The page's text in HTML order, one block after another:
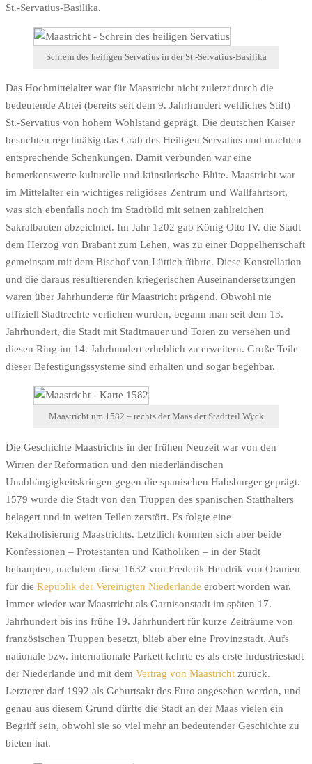
St.-Servatius-Basilika.
Schrein des heiligen Servatius in der St.-Servatius-Basilika
Das Hochmittelalter war für Maastricht nicht zuletzt durch die
bedeutende Abtei (bereits seit dem 9. Jahrhundert weltliches Stift)
St.-Servatius von hohem Wohlstand geprägt. Die deutschen Kaiser
besuchten regelmäßig das Grab des Heiligen Servatius und machten
entsprechende Schenkungen. Damit verbunden war eine
bemerkenswerte kulturelle und künstlerische Blüte. Maastricht war
im Mittelalter ein wichtiges religiöses Zentrum und Wallfahrtsort,
was sich ebenfalls noch im Stadtbild mit seinen zahlreichen
Sakralbauten abzeichnet. Im Jahr 1202 gab König Otto IV. die Stadt
dem Herzog von Brabant zum Lehen, was zu einer Doppelherrschaft
gemeinsam mit dem Bischof von Lüttich führte. Diese Konstellation
und die daraus resultierenden kriegerischen Auseinandersetzungen
waren über Jahrhunderte für Maastricht prägend. Obwohl nie
offiziell Stadtrechte verliehen wurden, begann man seit dem 13.
Jahrhundert, die Stadt mit Stadtmauer und Toren zu versehen und
diesen Ring im 14. Jahrhundert erheblich zu erweitern. Große Teile
dieser Befestigungssysteme sind erhalten und sogar begehbar.
Maastricht um 1582 – rechts der Maas der Stadtteil Wyck
Die Geschichte Maastrichts in der frühen Neuzeit war von den
Wirren der Reformation und den niederländischen
Unabhängigkeitskriegen gegen die spanischen Habsburger geprägt.
1579 wurde die Stadt von den Truppen des spanischen Statthalters
belagert und in weiten Teilen zerstört. Es folgte eine
Rekatholisierung Maastrichts. Letztlich konnten sich aber beide
Konfessionen – Protestanten und Katholiken – in der Stadt
behaupten, nachdem diese 1632 von Frederik Hendrik von Oranien
für die Republik der Vereinigten Niederlande erobert worden war.
Immer wieder war Maastricht als Garnisonstadt im späten 17.
Jahrhundert bis ins frühe 19. Jahrhundert für kurze Zeiträume von
französischen Truppen besetzt, blieb aber eine Provinzstadt. Aufs
nationale bzw. internationale Parkett kehrte es als erste Industriestadt
der Niederlande und mit dem Vertrag von Maastricht zurück.
Letzterer darf 1992 als Geburtsakt des Euro angesehen werden, und
genau aus diesem Grund dürfte die Stadt an der Maas vielen ein
Begriff sein, obwohl sie so viel mehr an bedeutender Geschichte zu
bieten hat.